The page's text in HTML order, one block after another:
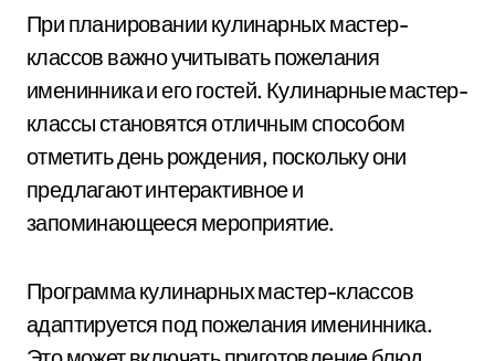
При планировании кулинарных мастер-
классов важно учитывать пожелания
именинника и его гостей. Кулинарные мастер-
классы становятся отличным способом
отметить день рождения, поскольку они
предлагают интерактивное и
запоминающееся мероприятие.
Программа кулинарных мастер-классов
адаптируется под пожелания именинника.